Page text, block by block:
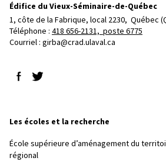
Édifice du Vieux-Séminaire-de-Québec
1, côte de la Fabrique, local 2230, Québec
Téléphone : 418 656-2131, poste 6775
Courriel : girba@crad.ulaval.ca
Suivez-nous sur Facebook
Suivez-nous sur Twitter
Les écoles et la recherche
École supérieure d’aménagement du
régional